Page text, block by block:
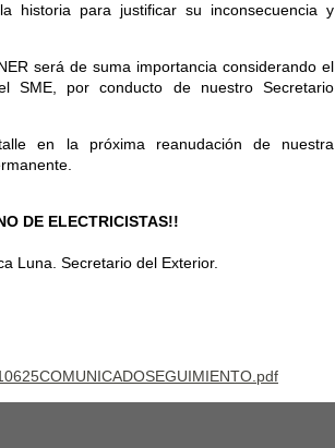
historia para justificar su inconsecuencia y
será de suma importancia considerando el
SME, por conducto de nuestro Secretario
en la próxima reanudación de nuestra
DE ELECTRICISTAS!!
Luna. Secretario del Exterior.